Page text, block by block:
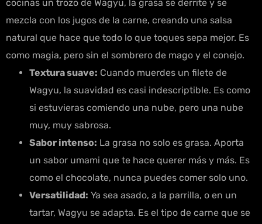
cocinas un trozo de Wagyu, la grasa se derrite y se
mezcla con los jugos de la carne, creando una salsa
natural que hace que todo lo que toques sepa mejor. Es
como magia, pero sin el sombrero de mago y el conejo.
Textura suave: Cuando muerdes un filete de
Wagyu, la suavidad es casi indescriptible. Es como
si estuvieras comiendo una nube, pero una nube
muy, muy sabrosa.
Sabor intenso: La grasa no solo es grasa. Aporta
un sabor umami que te hace querer más y más. Es
como el chocolate, nunca puedes comer solo uno.
Versatilidad: Ya sea asado, a la parrilla, o en un
tartar, Wagyu se adapta. Es el tipo de carne que se